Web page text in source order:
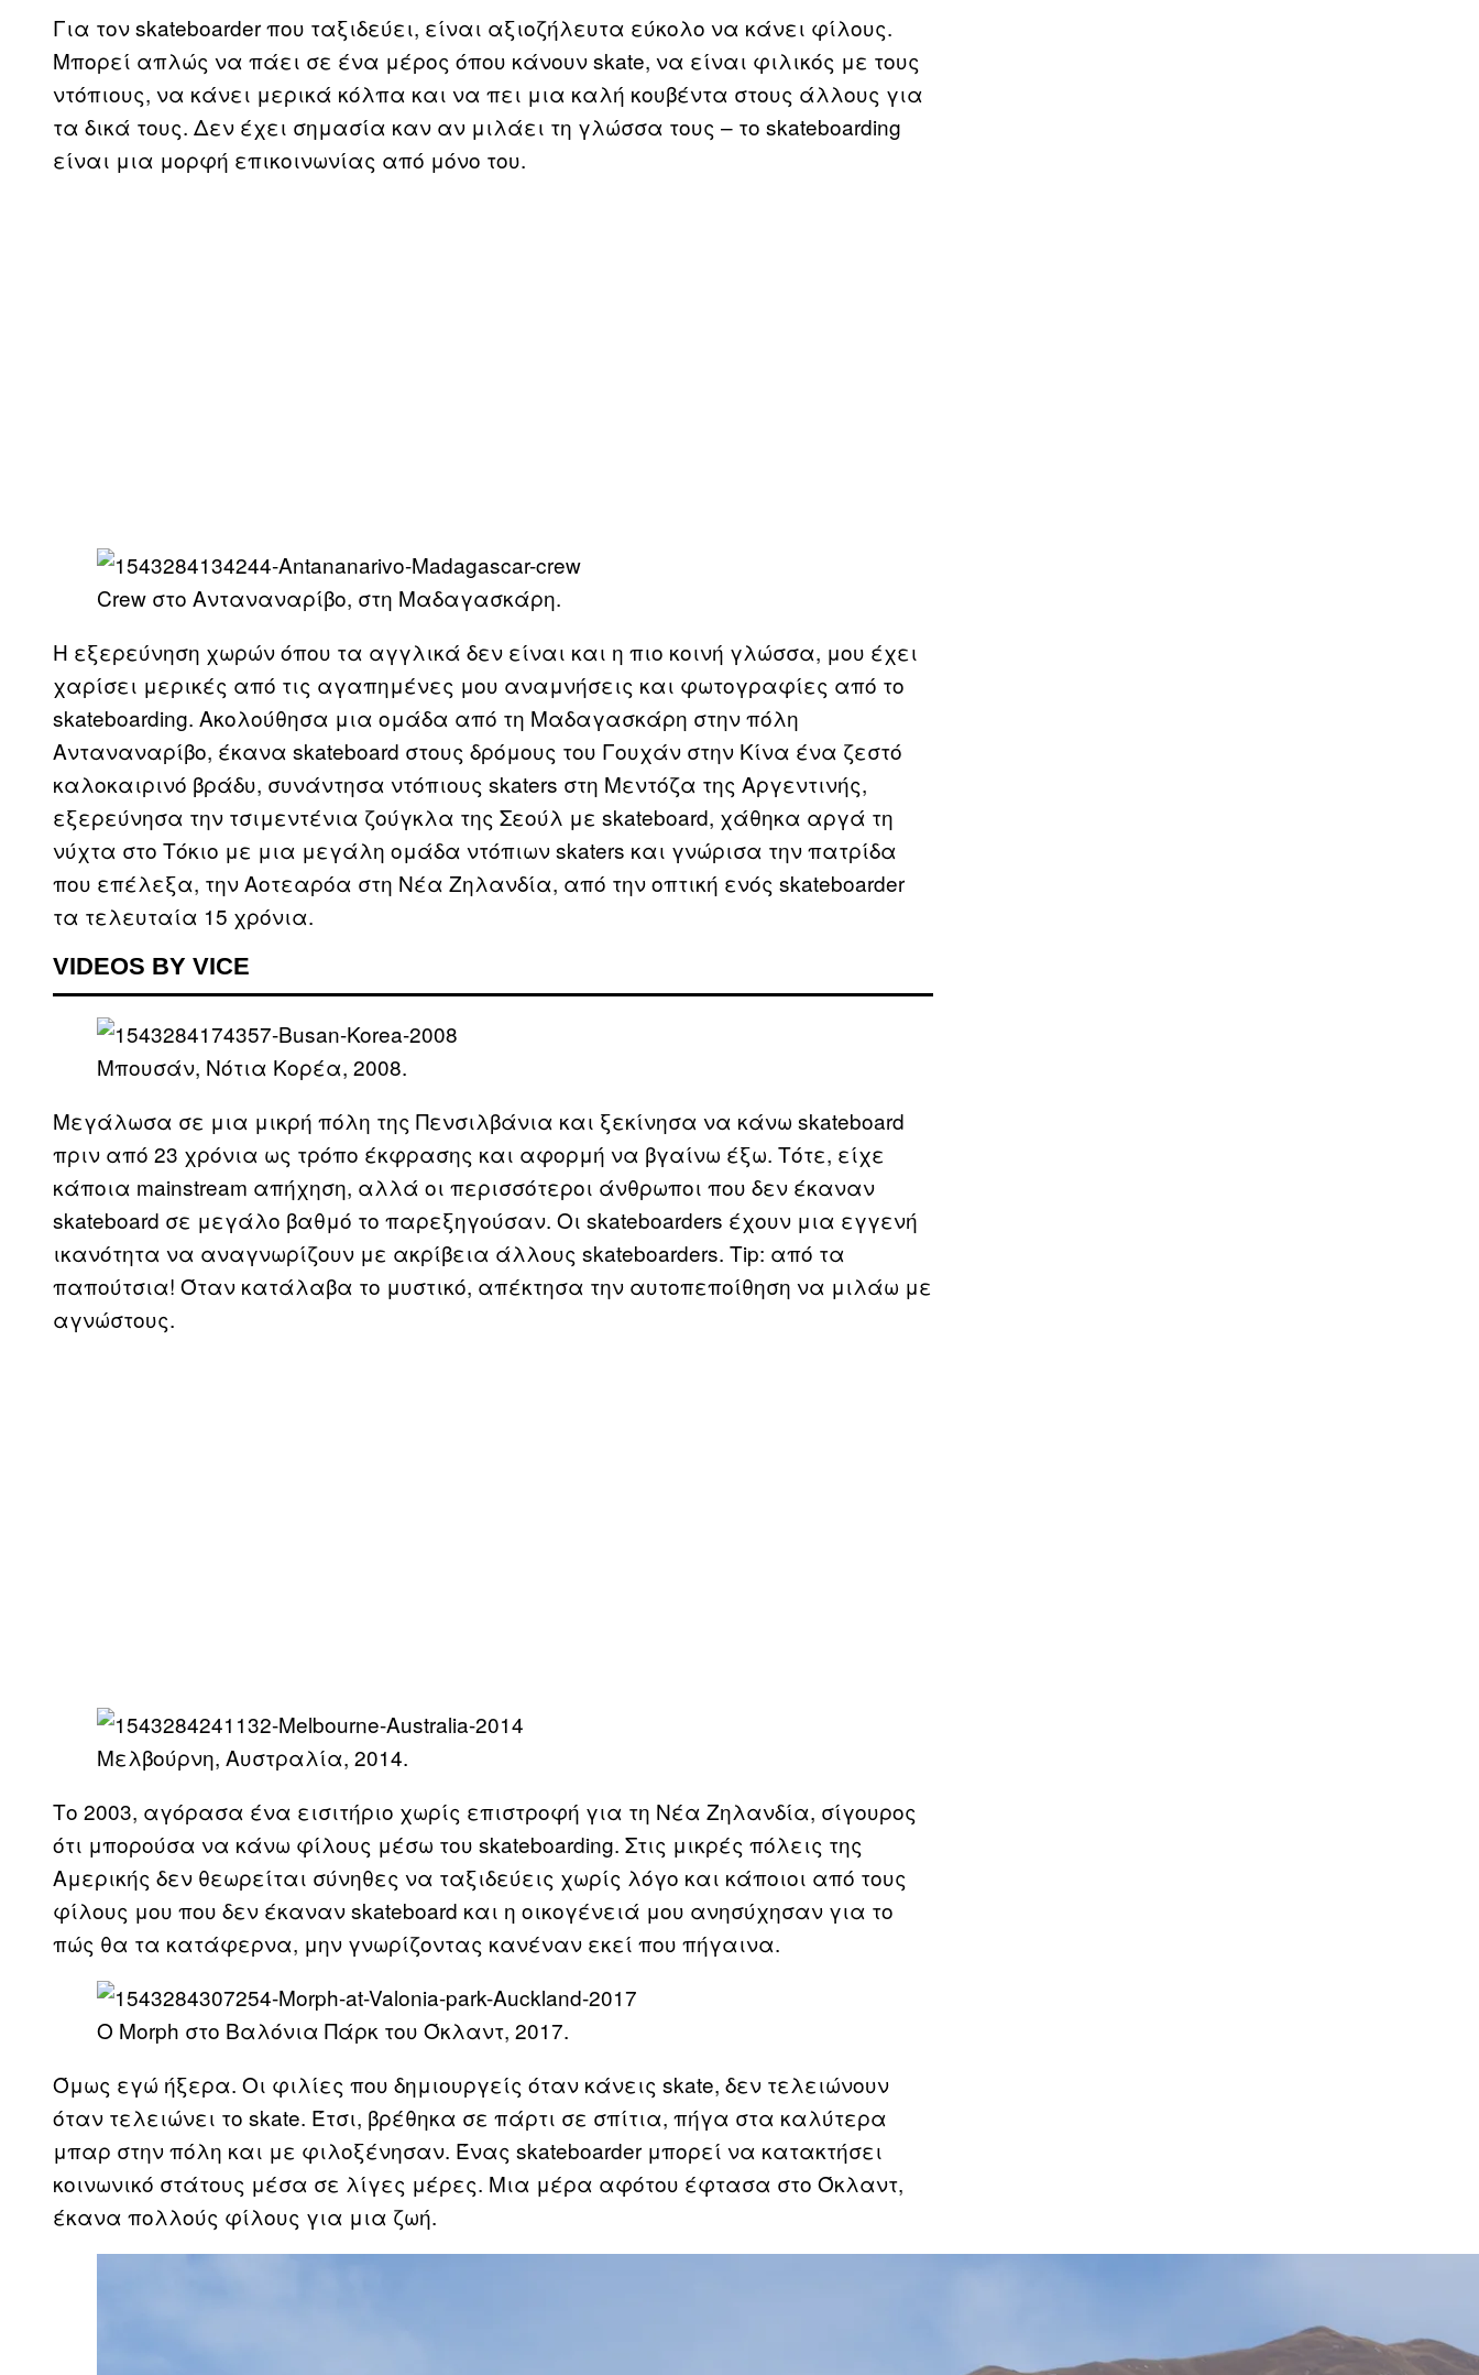
Για τον skateboarder που ταξιδεύει, είναι αξιοζήλευτα εύκολο να κάνει φίλους.
Μπορεί απλώς να πάει σε ένα μέρος όπου κάνουν skate, να είναι φιλικός με τους
ντόπιους, να κάνει μερικά κόλπα και να πει μια καλή κουβέντα στους άλλους για
τα δικά τους. Δεν έχει σημασία καν αν μιλάει τη γλώσσα τους – το skateboarding
είναι μια μορφή επικοινωνίας από μόνο του.
Crew στο Ανταναναρίβο, στη Μαδαγασκάρη.
Η εξερεύνηση χωρών όπου τα αγγλικά δεν είναι και η πιο κοινή γλώσσα, μου έχει
χαρίσει μερικές από τις αγαπημένες μου αναμνήσεις και φωτογραφίες από το
skateboarding. Ακολούθησα μια ομάδα από τη Μαδαγασκάρη στην πόλη
Ανταναναρίβο, έκανα skateboard στους δρόμους του Γουχάν στην Κίνα ένα ζεστό
καλοκαιρινό βράδυ, συνάντησα ντόπιους skaters στη Μεντόζα της Αργεντινής,
εξερεύνησα την τσιμεντένια ζούγκλα της Σεούλ με skateboard, χάθηκα αργά τη
νύχτα στο Τόκιο με μια μεγάλη ομάδα ντόπιων skaters και γνώρισα την πατρίδα
που επέλεξα, την Αοτεαρόα στη Νέα Ζηλανδία, από την οπτική ενός skateboarder
τα τελευταία 15 χρόνια.
VIDEOS BY VICE
Μπουσάν, Νότια Κορέα, 2008.
Μεγάλωσα σε μια μικρή πόλη της Πενσιλβάνια και ξεκίνησα να κάνω skateboard
πριν από 23 χρόνια ως τρόπο έκφρασης και αφορμή να βγαίνω έξω. Τότε, είχε
κάποια mainstream απήχηση, αλλά οι περισσότεροι άνθρωποι που δεν έκαναν
skateboard σε μεγάλο βαθμό το παρεξηγούσαν. Οι skateboarders έχουν μια εγγενή
ικανότητα να αναγνωρίζουν με ακρίβεια άλλους skateboarders. Tip: από τα
παπούτσια! Όταν κατάλαβα το μυστικό, απέκτησα την αυτοπεποίθηση να μιλάω με
αγνώστους.
Μελβούρνη, Αυστραλία, 2014.
Το 2003, αγόρασα ένα εισιτήριο χωρίς επιστροφή για τη Νέα Ζηλανδία, σίγουρος
ότι μπορούσα να κάνω φίλους μέσω του skateboarding. Στις μικρές πόλεις της
Αμερικής δεν θεωρείται σύνηθες να ταξιδεύεις χωρίς λόγο και κάποιοι από τους
φίλους μου που δεν έκαναν skateboard και η οικογένειά μου ανησύχησαν για το
πώς θα τα κατάφερνα, μην γνωρίζοντας κανέναν εκεί που πήγαινα.
O Morph στο Βαλόνια Πάρκ του Όκλαντ, 2017.
Όμως εγώ ήξερα. Οι φιλίες που δημιουργείς όταν κάνεις skate, δεν τελειώνουν
όταν τελειώνει το skate. Έτσι, βρέθηκα σε πάρτι σε σπίτια, πήγα στα καλύτερα
μπαρ στην πόλη και με φιλοξένησαν. Ένας skateboarder μπορεί να κατακτήσει
κοινωνικό στάτους μέσα σε λίγες μέρες. Μια μέρα αφότου έφτασα στο Όκλαντ,
έκανα πολλούς φίλους για μια ζωή.